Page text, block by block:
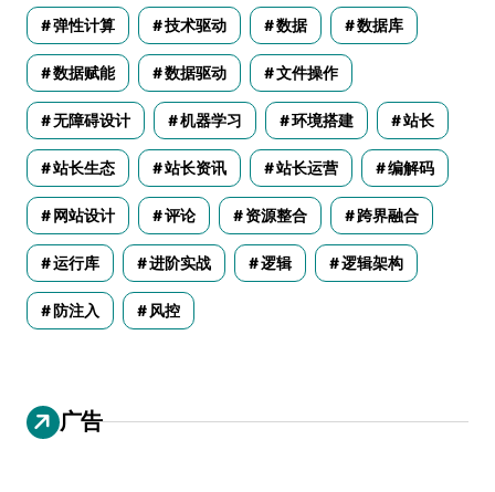
弹性计算 技术驱动 数据 数据库
数据赋能 数据驱动 文件操作
无障碍设计 机器学习 环境搭建 站长
站长生态 站长资讯 站长运营 编解码
网站设计 评论 资源整合 跨界融合
运行库 进阶实战 逻辑 逻辑架构
防注入 风控
广告